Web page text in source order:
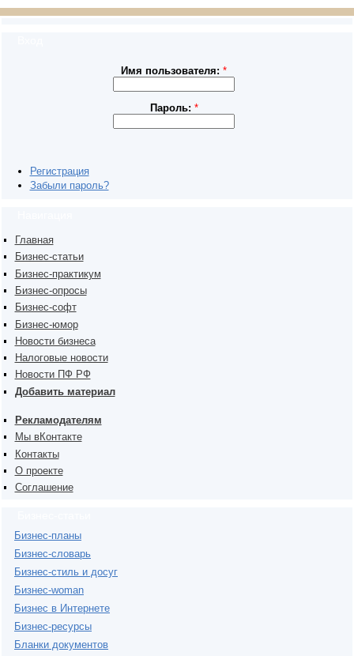
Имя пользователя:*
Пароль: *
Регистрация
Забыли пароль?
Главная
Бизнес-статьи
Бизнес-практикум
Бизнес-опросы
Бизнес-софт
Бизнес-юмор
Новости бизнеса
Налоговые новости
Новости ПФ РФ
Добавить материал
Рекламодателям
Мы вКонтакте
Контакты
О проекте
Соглашение
Бизнес-планы
Бизнес-словарь
Бизнес-стиль и досуг
Бизнес-woman
Бизнес в Интернете
Бизнес-ресурсы
Бланки документов